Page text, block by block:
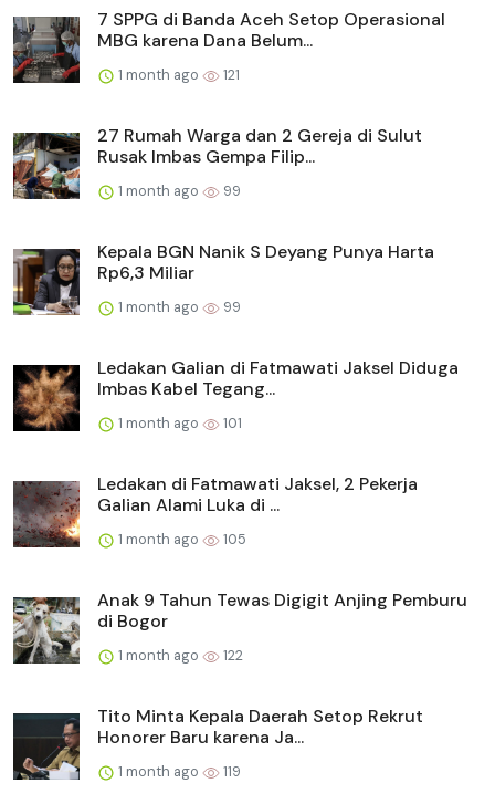
7 SPPG di Banda Aceh Setop Operasional
MBG karena Dana Belum...
1 month ago 121
27 Rumah Warga dan 2 Gereja di Sulut
Rusak Imbas Gempa Filip...
1 month ago 99
Kepala BGN Nanik S Deyang Punya Harta
Rp6,3 Miliar
1 month ago 99
Ledakan Galian di Fatmawati Jaksel Diduga
Imbas Kabel Tegang...
1 month ago 101
Ledakan di Fatmawati Jaksel, 2 Pekerja
Galian Alami Luka di ...
1 month ago 105
Anak 9 Tahun Tewas Digigit Anjing Pemburu
di Bogor
1 month ago 122
Tito Minta Kepala Daerah Setop Rekrut
Honorer Baru karena Ja...
1 month ago 119